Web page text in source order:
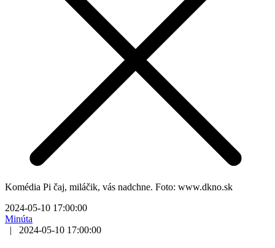
Komédia Pi čaj, miláčik, vás nadchne. Foto: www.dkno.sk
2024-05-10 17:00:00
Minúta
|
2024-05-10 17:00:00